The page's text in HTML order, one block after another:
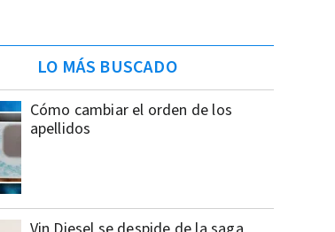
LO MÁS BUSCADO
Cómo cambiar el orden de los
apellidos